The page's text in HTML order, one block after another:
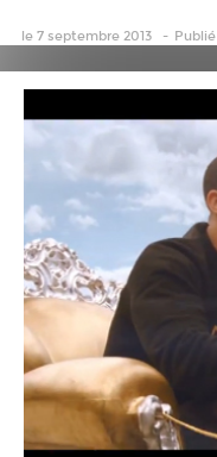
le 7 septembre 2013 Publié